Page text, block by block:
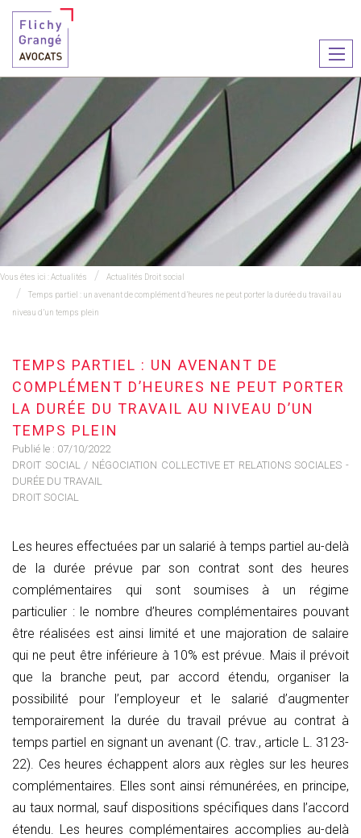
le
Vous êtes ici :Actualités
Actualités Droit social
Temps partiel : un avenant de complément d’heures ne peut porter la durée du travail au
niveau d’un temps plein
TEMPS PARTIEL : UN AVENANT DE
COMPLÉMENT D’HEURES NE PEUT PORTER
LA DURÉE DU TRAVAIL AU NIVEAU D’UN
TEMPS PLEIN
Publié le : 07/10/2022
DROIT SOCIAL/ NÉGOCIATION COLLECTIVE ET RELATIONS SOCIALES -
DURÉE DU TRAVAIL
DROIT SOCIAL
Les heures effectuées par un salarié à temps partiel au-delà
de la durée prévue par son contrat sont des heures
complémentaires qui sont soumises à un régime
particulier : le nombre d’heures complémentaires pouvant
être réalisées est ainsi limité et une majoration de salaire
qui ne peut être inférieure à 10% est prévue. Mais il prévoit
que la branche peut, par accord étendu, organiser la
possibilité pour l’employeur et le salarié d’augmenter
temporairement la durée du travail prévue au contrat à
temps partiel en signant un avenant (C. trav., article L. 3123-
22). Ces heures échappent alors aux règles sur les heures
complémentaires. Elles sont ainsi rémunérées, en principe,
au taux normal, sauf dispositions spécifiques dans l’accord
étendu. Les heures complémentaires accomplies au-delà